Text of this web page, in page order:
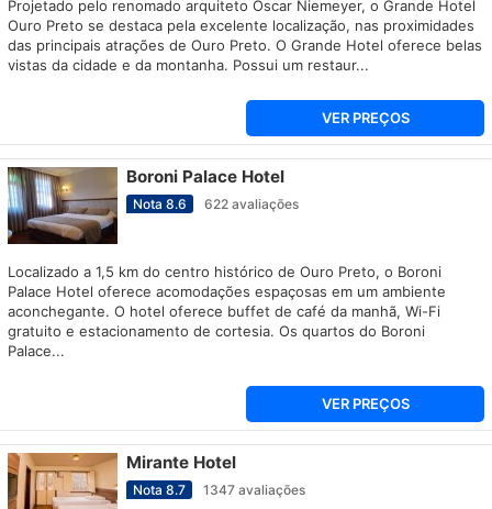
Projetado pelo renomado arquiteto Oscar Niemeyer, o Grande Hotel
Ouro Preto se destaca pela excelente localização, nas proximidades
das principais atrações de Ouro Preto. O Grande Hotel oferece belas
vistas da cidade e da montanha. Possui um restaur...
VER PREÇOS
Boroni Palace Hotel
Nota 8.6 622 avaliações
Localizado a 1,5 km do centro histórico de Ouro Preto, o Boroni
Palace Hotel oferece acomodações espaçosas em um ambiente
aconchegante. O hotel oferece buffet de café da manhã, Wi-Fi
gratuito e estacionamento de cortesia. Os quartos do Boroni
Palace...
VER PREÇOS
Mirante Hotel
Nota 8.7 1347 avaliações